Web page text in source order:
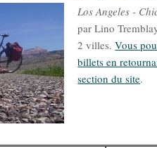
Los Angeles -
par Lino
2 villes.Vous
billets en
section du site.